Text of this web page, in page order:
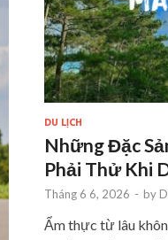
DU LỊCH
Những Đặc
Phải Thử Khi
Tháng 6 6, 2026 - by
Ẩm thực từ lâu